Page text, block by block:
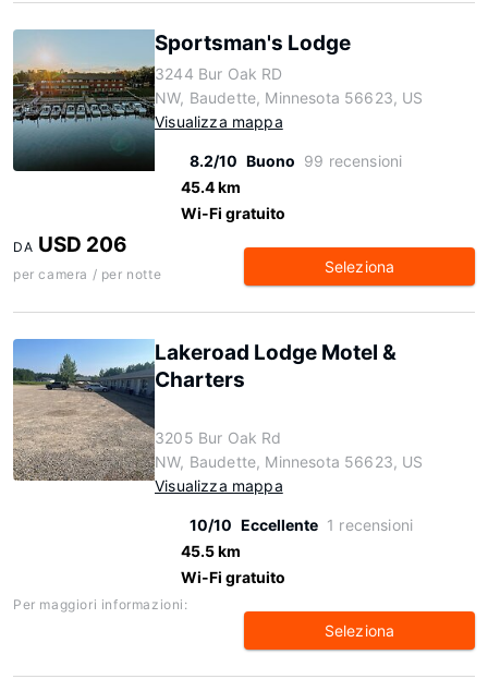
Sportsman's Lodge
3244 Bur Oak RD
NW, Baudette, Minnesota 56623, US
Visualizza mappa
8.2/10 Buono 99 recensioni
45.4 km
Wi-Fi gratuito
DA USD 206
per camera / per notte Seleziona
Lakeroad Lodge Motel &
Charters
3205 Bur Oak Rd
NW, Baudette, Minnesota 56623, US
Visualizza mappa
10/10 Eccellente 1 recensioni
45.5 km
Wi-Fi gratuito
Per maggiori informazioni:
Seleziona